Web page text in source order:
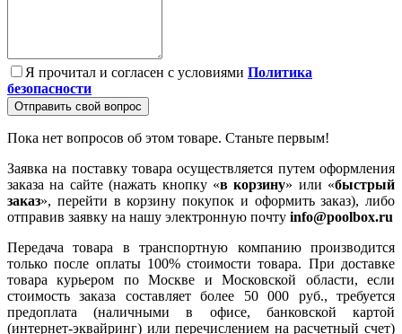
Я прочитал и согласен с условиями Политика
безопасности
Отправить свой вопрос
Пока нет вопросов об этом товаре. Станьте первым!
Заявка на поставку товара осуществляется путем оформления
заказа на сайте (нажать кнопку «в корзину» или «быстрый
заказ», перейти в корзину покупок и оформить заказ), либо
отправив заявку на нашу электронную почту info@poolbox.ru
Передача товара в транспортную компанию производится
только после оплаты 100% стоимости товара. При доставке
товара курьером по Москве и Московской области, если
стоимость заказа составляет более 50 000 руб., требуется
предоплата (наличными в офисе, банковской картой
(интернет-эквайринг) или перечислением на расчетный счет)